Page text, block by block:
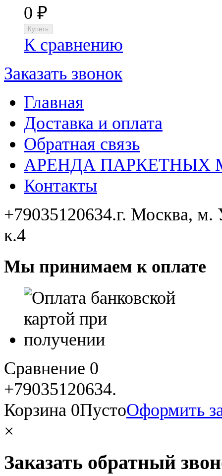
0 ₽
К сравнению
Заказать звонок
Главная
Доставка и оплата
Обратная связь
АРЕНДА
Контакты
+79035120634​.г. Москва, м.
к.4
Мы принимаем к оплате
Сравнение 0
+79035120634​.
Корзина 0ПустоОформить
×
Заказать обратный